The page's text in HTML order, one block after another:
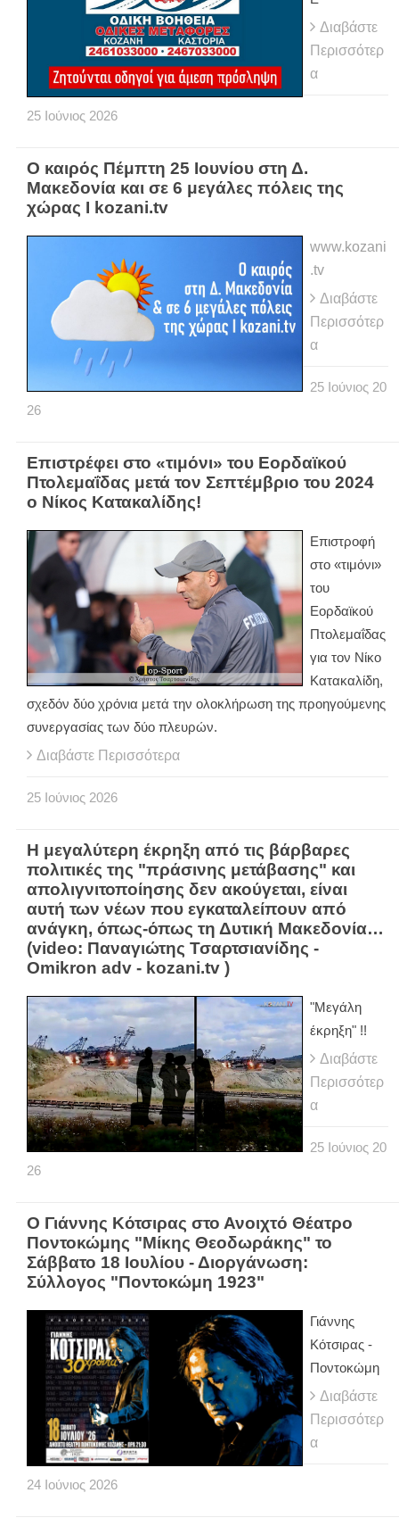
Διαβάστε
Περισσότερ
α
25 Ιούνιος 2026
Ο καιρός Πέμπτη 25 Ιουνίου στη Δ.
Μακεδονία και σε 6 μεγάλες πόλεις της
χώρας Ι kozani.tv
www.kozani
.tv
Διαβάστε
Περισσότερ
α
25 Ιούνιος 20
26
Επιστρέφει στο «τιμόνι» του Εορδαϊκού
Πτολεμαΐδας μετά τον Σεπτέμβριο του 2024
ο Νίκος Κατακαλίδης!
Επιστροφή
στο «τιμόνι»
του
Εορδαϊκού
Πτολεμαΐδας
για τον Νίκο
Κατακαλίδη,
σχεδόν δύο χρόνια μετά την ολοκλήρωση της προηγούμενης
συνεργασίας των δύο πλευρών.
Διαβάστε Περισσότερα
25 Ιούνιος 2026
Η μεγαλύτερη έκρηξη από τις βάρβαρες
πολιτικές της "πράσινης μετάβασης" και
απολιγνιτοποίησης δεν ακούγεται, είναι
αυτή των νέων που εγκαταλείπουν από
ανάγκη, όπως-όπως τη Δυτική Μακεδονία…
(video: Παναγιώτης Τσαρτσιανίδης -
Omikron adv - kozani.tv )
"Μεγάλη
έκρηξη" !!
Διαβάστε
Περισσότερ
α
25 Ιούνιος 20
26
Ο Γιάννης Κότσιρας στο Ανοιχτό Θέατρο
Ποντοκώμης "Μίκης Θεοδωράκης" το
Σάββατο 18 Ιουλίου - Διοργάνωση:
Σύλλογος "Ποντοκώμη 1923"
Γιάννης
Κότσιρας -
Ποντοκώμη
Διαβάστε
Περισσότερ
α
24 Ιούνιος 2026